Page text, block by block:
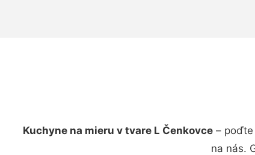
Kuchyne na mieru v tvare L Čenkovce –
na nás.